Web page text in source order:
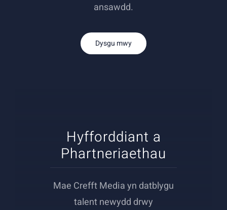
ansawdd.
Dysgu mwy
Hyfforddiant a
Phartneriaethau
Mae Crefft Media yn datblygu
talent newydd drwy